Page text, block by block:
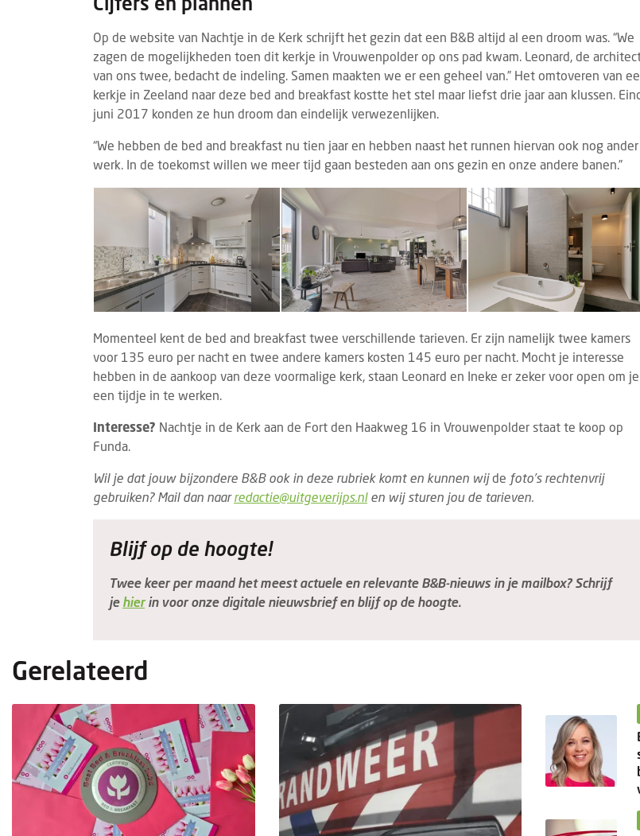
Op de website van Nachtje in de Kerk schrijft het gezin dat een B&B altijd al een droom was. “We
zagen de mogelijkheden toen dit kerkje in Vrouwenpolder op ons pad kwam. Leonard, de
van ons twee, bedacht de indeling. Samen maakten we er een geheel van.” Het omtoveren van
kerkje in Zeeland naar deze bed and breakfast kostte het stel maar liefst drie jaar aan klussen.
juni 2017 konden ze hun droom dan eindelijk verwezenlijken.
“We hebben de bed and breakfast nu tien jaar en hebben naast het runnen hiervan ook nog ander
werk. In de toekomst willen we meer tijd gaan besteden aan ons gezin en onze andere banen.”
Momenteel kent de bed and breakfast twee verschillende tarieven. Er zijn namelijk twee kamers
voor 135 euro per nacht en twee andere kamers kosten 145 euro per nacht. Mocht je interesse
hebben in de aankoop van deze voormalige kerk, staan Leonard en Ineke er zeker voor open om je
een tijdje in te werken.
Interesse? Nachtje in de Kerk aan de Fort den Haakweg 16 in Vrouwenpolder staat te koop op
Funda.
Wil je dat jouw bijzondere B&B ook in deze rubriek komt en kunnen wijde foto’s rechtenvrij
gebruiken? Mail dan naarredactie@uitgeverijps.nlen wij sturen jou de tarieven.
Blijf op de hoogte!
Twee keer per maand het meest actuele en relevante B&B-nieuws in je mailbox? Schrijf
je hierin voor onze digitale nieuwsbrief en blijf op de hoogte.
Gerelateerd
Eigen webapp steeds belangrijker voor
Steeds meer bed & breakfasts kiezen voor
een eigen webapp om gasten vóór, tijdens
en na hun verblijf beter te informeren.
Waar vroeg...
Jorine de Bruin: Wat Marilyn Monroe ons
Marilyn Monroe was veel meer dan een
Hollywood-icoon. Haar kracht zat niet
alleen in haar uiterlijk, maar vooral in haar
unieke positionering. Juist d...
Eigen
Steeds
een eigen
en na hun
Waar vroeg...